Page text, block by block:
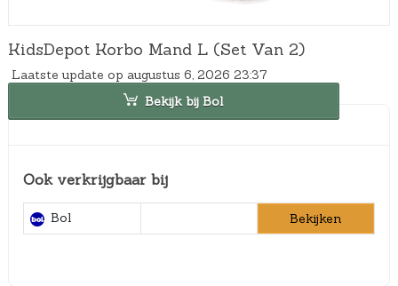
KidsDepot Korbo Mand L (Set Van 2)
Laatste update op augustus 6, 2026 23:37
Bekijk bij Bol
Ook verkrijgbaar bij
Bol Bekijken